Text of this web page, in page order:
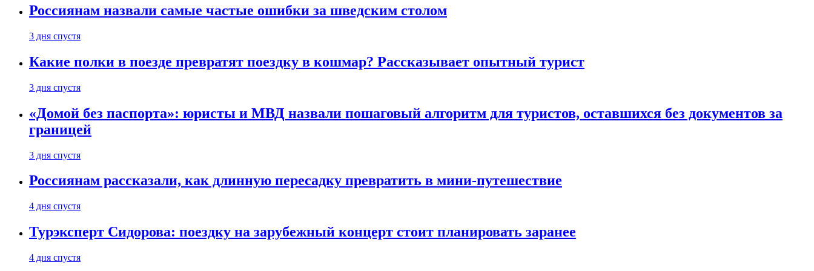
Россиянам назвали самые частые ошибки за шведским столом
3 дня спустя
Какие полки в поезде превратят поездку в кошмар? Рассказывает опытный турист
3 дня спустя
«Домой без паспорта»: юристы и МВД назвали пошаговый алгоритм для туристов, оставшихся без документов за
границей
3 дня спустя
Россиянам рассказали, как длинную пересадку превратить в мини-путешествие
4 дня спустя
Турэксперт Сидорова: поездку на зарубежный концерт стоит планировать заранее
4 дня спустя